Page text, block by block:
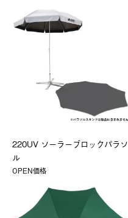
220UV ソーラーブロックパラソ
ル
OPEN価格